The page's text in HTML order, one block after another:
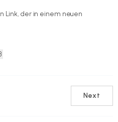
Link, der in einem neuen
Next